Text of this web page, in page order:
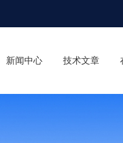
新闻中心 技术文章